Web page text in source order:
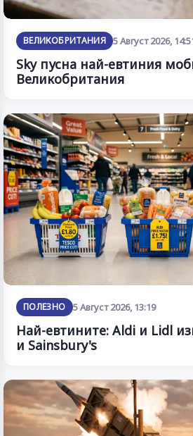
ВЕЛИКОБРИТАНИЯ 5 Август 2026,
Sky пусна най-евтиния
Великобритания
ПОЛЕЗНО 5 Август 2026, 13:19
Най-евтините: Aldi и Lidl
и Sainsbury's